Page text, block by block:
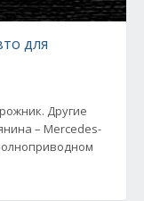
для
Другие
– Mercedes-